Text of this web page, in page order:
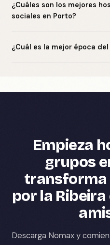
¿Cuáles son los mejores
sociales en Porto?
¿Cuál es la mejor época
Empieza
grupos
transforma
por la
Descarga Nomax y